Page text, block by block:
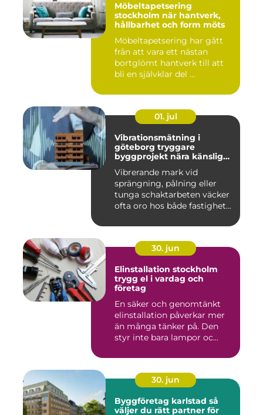
Möbeltapetsering
stockholm när hantverk,
hållbarhet och form möts
Möbeltapetsering har gått
från att vara ett nästan
bortglömt hantverk till att
bli en självklar del ...
01. jul
Vibrationsmätning i
göteborg tryggare
byggprojekt nära känsliga
Vibrerande mark vid
sprängning, pålning eller
tunga schaktarbeten väcker
ofta oro hos både fastighet...
30. jun
Elinstallation stockholm
trygg el i vardag och
företag
En säker och genomtänkt
elinstallation påverkar mer
än många tänker på. Den
styr inte bara lampor oc...
30. jun
Byggföretag karlstad så
väljer du rätt partner för